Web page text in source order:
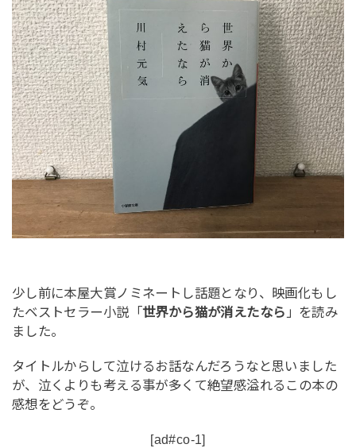
少し前に本屋大賞ノミネートし話題となり、映画化もし
たベストセラー小説「世界から猫が消えたなら 」を読み
ました。
タイトルからして泣けるお話なんだろうなと思いました
が、泣くよりも考える事が多くて絶望感溢れるこの本の
感想をどうぞ。
[ad#co-1]